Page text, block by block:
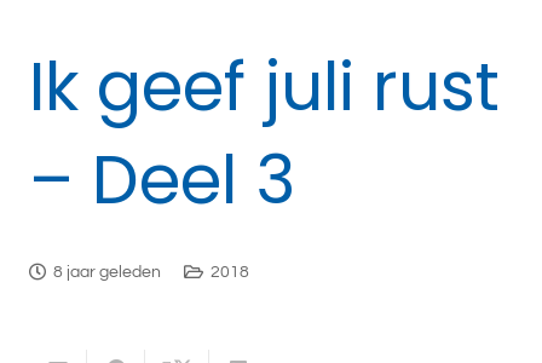
Ik geef juli rust
– Deel 3
8 jaar geleden 2018